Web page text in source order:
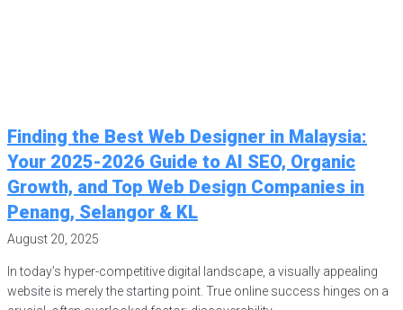
Finding the Best Web Designer in Malaysia:
Your 2025-2026 Guide to AI SEO, Organic
Growth, and Top Web Design Companies in
Penang, Selangor & KL
August 20, 2025
In today’s hyper-competitive digital landscape, a visually appealing
website is merely the starting point. True online success hinges on a